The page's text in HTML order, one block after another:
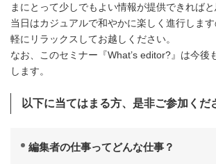
まにとって少しでもよい情報が提供できればと
当日はカジュアルで和やかに楽しく進行しま
軽にリラックスしてお越しください。
なお、このセミナー『What’s editor?』は今後
します。
以下に当てはまる方、是非ご参加くだ
編集者の仕事ってどんな仕事？